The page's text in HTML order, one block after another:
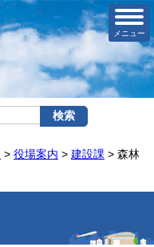
メニュー
> 役場案内 > 建設課 > 森林